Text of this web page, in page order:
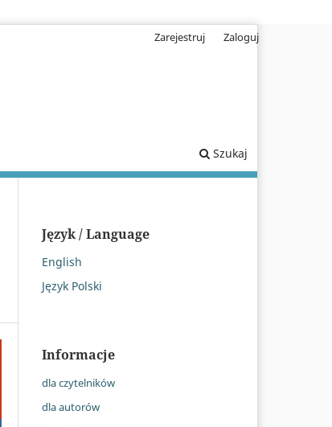
Szukaj
Zarejestruj Zaloguj
Język / Language
English
Język Polski
Informacje
dla czytelników
dla autorów